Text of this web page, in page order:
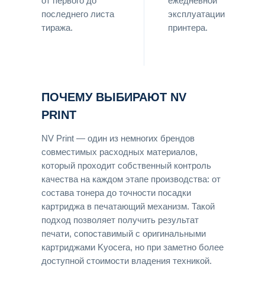
последнего листа
тиража.
эксплуатации
принтера.
ПОЧЕМУ ВЫБИРАЮТ NV
PRINT
NV Print — один из немногих брендов
совместимых расходных материалов,
который проходит собственный контроль
качества на каждом этапе производства: от
состава тонера до точности посадки
картриджа в печатающий механизм. Такой
подход позволяет получить результат
печати, сопоставимый с оригинальными
картриджами Kyocera, но при заметно более
доступной стоимости владения техникой.